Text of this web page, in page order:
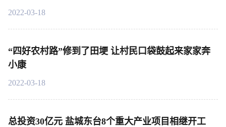
2022-03-18
“四好农村路”修到了田埂 让村民口袋鼓起来家家奔
小康
2022-03-18
总投资30亿元 盐城东台8个重大产业项目相继开工